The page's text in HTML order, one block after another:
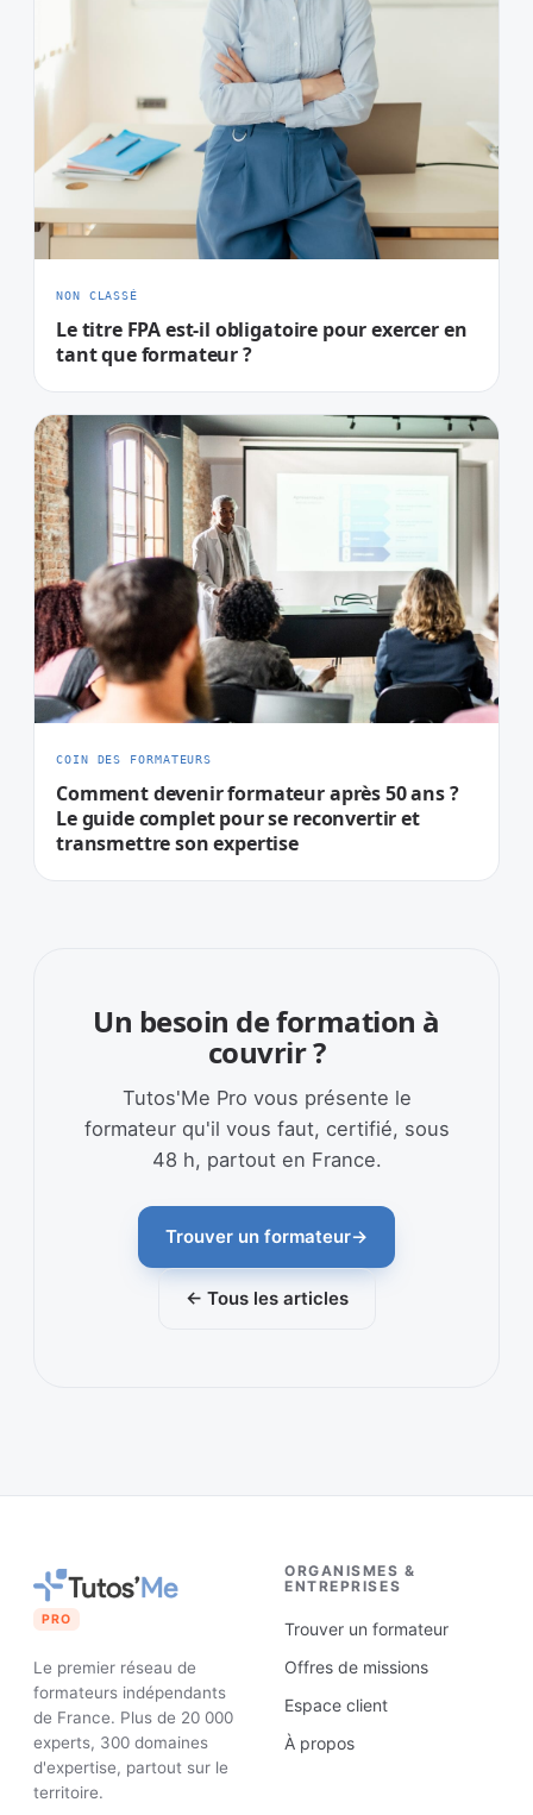
NON CLASSÉ
Le titre FPA est-il obligatoire pour exercer en
tant que formateur ?
COIN DES FORMATEURS
Comment devenir formateur après 50 ans ?
Le guide complet pour se reconvertir et
transmettre son expertise
Un besoin de formation à
couvrir ?
Tutos'Me Pro vous présente le
formateur qu'il vous faut, certifié, sous
48 h, partout en France.
Trouver un formateur→
← Tous les articles
PRO
Le premier réseau de
formateurs indépendants
de France. Plus de 20 000
experts, 300 domaines
d'expertise, partout sur le
territoire.
ORGANISMES &
ENTREPRISES
Trouver un formateur
Offres de missions
Espace client
À propos